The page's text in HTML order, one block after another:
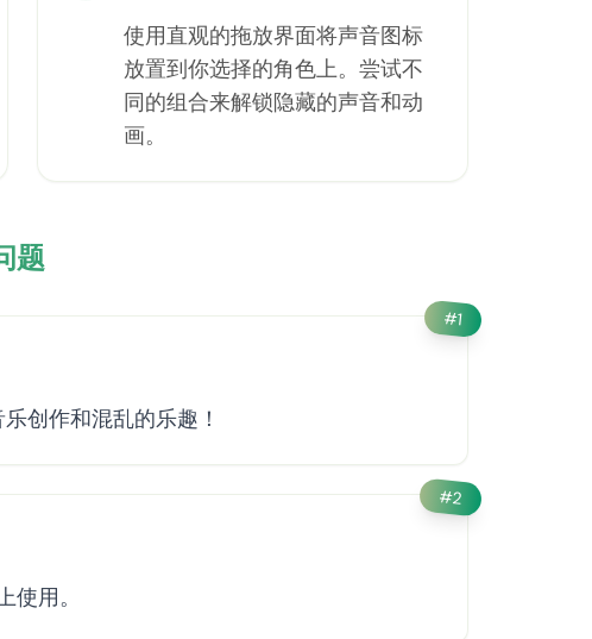
使用直观的拖放界面将声音图标
放置到你选择的角色上。尝试不
同的组合来解锁隐藏的声音和动
画。
题
#1
创作和混乱的乐趣！
#2
用。